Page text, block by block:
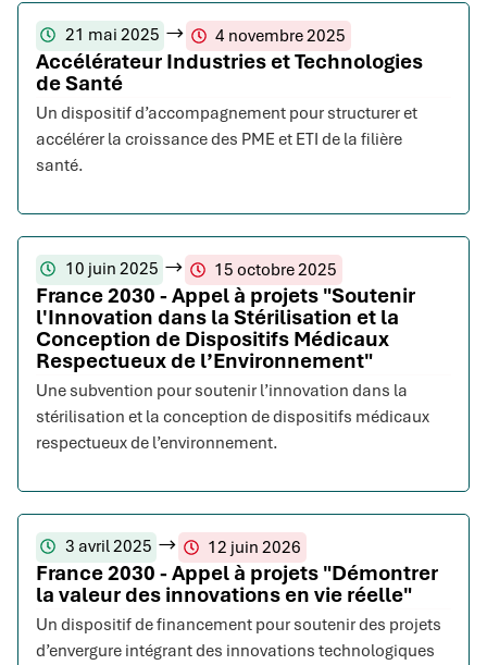
21 mai 2025 4 novembre 2025
Accélérateur Industries et Technologies
de Santé
Un dispositif d’accompagnement pour structurer et
accélérer la croissance des PME et ETI de la filière
santé.
10 juin 2025 15 octobre 2025
France 2030 - Appel à projets "Soutenir
l'Innovation dans la Stérilisation et la
Conception de Dispositifs Médicaux
Respectueux de l’Environnement"
Une subvention pour soutenir l’innovation dans la
stérilisation et la conception de dispositifs médicaux
respectueux de l’environnement.
3 avril 2025 12 juin 2026
France 2030 - Appel à projets "Démontrer
la valeur des innovations en vie réelle"
Un dispositif de financement pour soutenir des projets
d’envergure intégrant des innovations technologiques